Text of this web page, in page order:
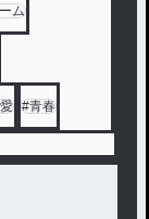
ム
#青春